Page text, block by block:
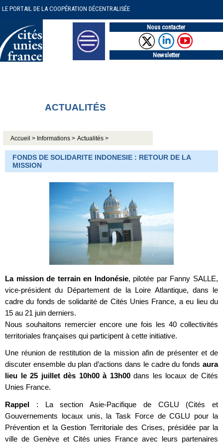
LE PORTAIL DE LA COOPÉRATION DÉCENTRALISÉE
Nous contacter
Newsletter
ACTUALITÉS
Accueil > Informations > Actualités >
FONDS DE SOLIDARITE INDONESIE : RETOUR DE LA
MISSION
La mission de terrain en Indonésie, pilotée par Fanny SALLE,
vice-président du Département de la Loire Atlantique, dans le
cadre du fonds de solidarité de Cités Unies France, a eu lieu du
15 au 21 juin derniers.
Nous souhaitons remercier encore une fois les 40 collectivités
territoriales françaises qui participent à cette initiative.
Une réunion de restitution de la mission afin de présenter et de
discuter ensemble du plan d’actions dans le cadre du fonds aura
lieu le 25 juillet dès 10h00 à 13h00dans les locaux de Cités
Unies France.
Rappel : La section Asie-Pacifique de CGLU (Cités et
Gouvernements locaux unis, la Task Force de CGLU pour la
Prévention et la Gestion Territoriale des Crises, présidée par la
ville de Genève et Cités unies France avec leurs partenaires